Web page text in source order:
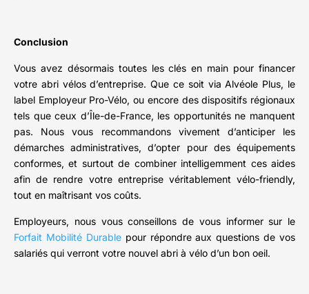
Conclusion
Vous avez désormais toutes les clés en main pour financer
votre abri vélos d’entreprise. Que ce soit via Alvéole Plus, le
label Employeur Pro-Vélo, ou encore des dispositifs régionaux
tels que ceux d’Île-de-France, les opportunités ne manquent
pas. Nous vous recommandons vivement d’anticiper les
démarches administratives, d’opter pour des équipements
conformes, et surtout de combiner intelligemment ces aides
afin de rendre votre entreprise véritablement vélo-friendly,
tout en maîtrisant vos coûts.
Employeurs, nous vous conseillons de vous informer sur le
Forfait Mobilité Durablepour répondre aux questions de vos
salariés qui verront votre nouvel abri à vélo d’un bon oeil.